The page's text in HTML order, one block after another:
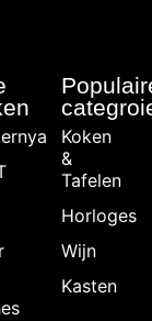
Koken
&
Tafelen
Horloges
Wijn
Kasten